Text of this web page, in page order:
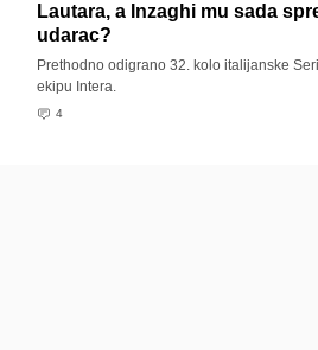
Lautara, a Inzaghi mu sada
udarac?
Prethodno odigrano 32. kolo italijanske
ekipu Intera.
4